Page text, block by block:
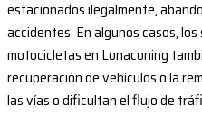
estacionados ilegalmente,
accidentes. En algunos casos,
motocicletas en Lonaconing
recuperación de vehículos o la
las vías o dificultan el flujo de